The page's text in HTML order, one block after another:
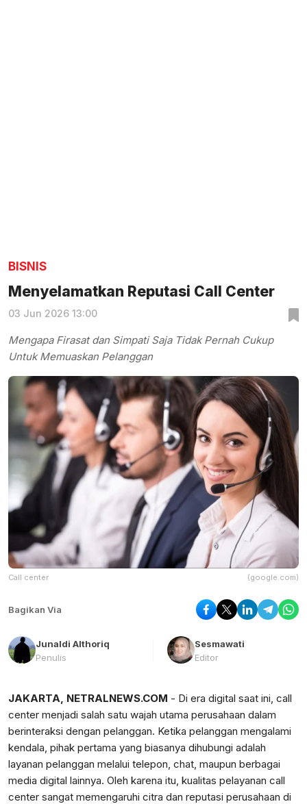
BISNIS
Menyelamatkan Reputasi Call Center
03 Jun 2026 13:00
Mengapa Firasat dan Simpati Saja Tidak Pernah Cukup
Untuk Memuaskan Pelanggan
Call center (google.com)
Bagikan Via
Junaldi Althoriq
Penulis
Sesmawati
Editor
JAKARTA, NETRALNEWS.COM - Di era digital saat ini, call
center menjadi salah satu wajah utama perusahaan dalam
berinteraksi dengan pelanggan. Ketika pelanggan mengalami
kendala, pihak pertama yang biasanya dihubungi adalah
layanan pelanggan melalui telepon, chat, maupun berbagai
media digital lainnya. Oleh karena itu, kualitas pelayanan call
center sangat memengaruhi citra dan reputasi perusahaan di